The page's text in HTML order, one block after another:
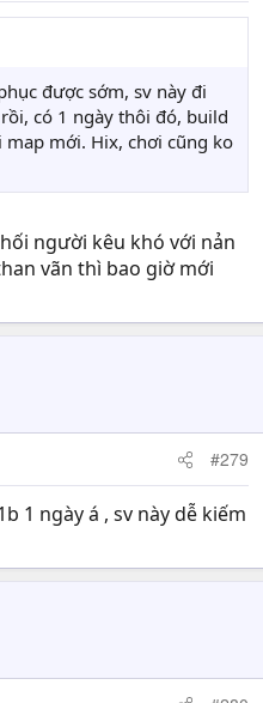
được sớm, sv này đi
có 1 ngày thôi đó, build
map mới. Hix, chơi cũng ko
người kêu khó với nản
vãn thì bao giờ mới
#279
1 ngày á , sv này dễ kiếm